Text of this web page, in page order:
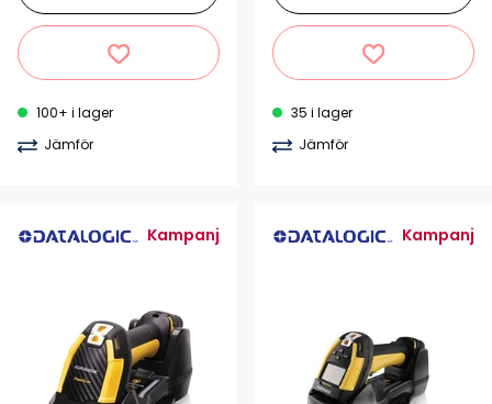
100+ i lager
Jämför
35 i lager
Jämför
Kampanj Kampanj